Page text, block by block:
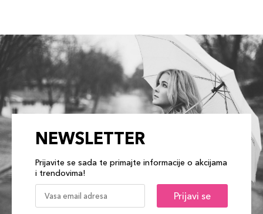
NEWSLETTER
Prijavite se sada te primajte informacije o akcijama
i trendovima!
Prijavi se